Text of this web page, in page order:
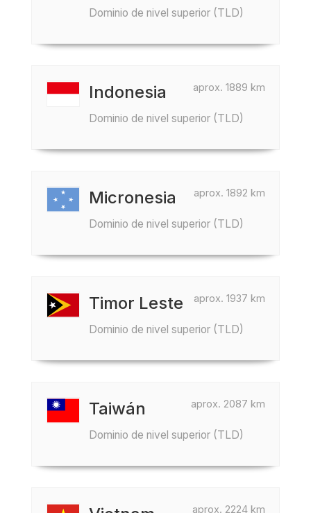
Dominio de nivel superior (TLD)
aprox. 1889 km
Indonesia
Dominio de nivel superior (TLD)
aprox. 1892 km
Micronesia
Dominio de nivel superior (TLD)
aprox. 1937 km
Timor Leste
Dominio de nivel superior (TLD)
aprox. 2087 km
Taiwán
Dominio de nivel superior (TLD)
aprox. 2224 km